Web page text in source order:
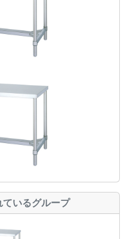
いるグループ